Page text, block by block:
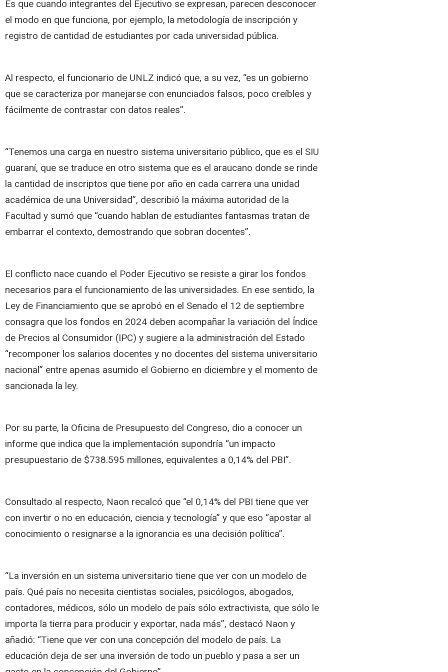
Es que cuando integrantes del Ejecutivo se expresan, parecen desconocer
el modo en que funciona, por ejemplo, la metodología de inscripción y
registro de cantidad de estudiantes por cada universidad pública.
Al respecto, el funcionario de UNLZ indicó que, a su vez, “es un gobierno
que se caracteriza por manejarse con enunciados falsos, poco creíbles y
fácilmente de contrastar con datos reales”.
“Tenemos una carga en nuestro sistema universitario público, que es el SIU
guaraní, que se traduce en otro sistema que es el araucano donde se rinde
la cantidad de inscriptos que tiene por año en cada carrera una unidad
académica de una Universidad”, describió la máxima autoridad de la
Facultad y sumó que “cuando hablan de estudiantes fantasmas tratan de
embarrar el contexto, demostrando que sobran docentes”.
El conflicto nace cuando el Poder Ejecutivo se resiste a girar los fondos
necesarios para el funcionamiento de las universidades. En ese sentido, la
Ley de Financiamiento que se aprobó en el Senado el 12 de septiembre
consagra que los fondos en 2024 deben acompañar la variación del Índice
de Precios al Consumidor (IPC) y sugiere a la administración del Estado
“recomponer los salarios docentes y no docentes del sistema universitario
nacional” entre apenas asumido el Gobierno en diciembre y el momento de
sancionada la ley.
Por su parte, la Oficina de Presupuesto del Congreso, dio a conocer un
informe que indica que la implementación supondría “un impacto
presupuestario de $738.595 millones, equivalentes a 0,14% del PBI”.
Consultado al respecto, Naon recalcó que “el 0,14% del PBI tiene que ver
con invertir o no en educación, ciencia y tecnología” y que eso “apostar al
conocimiento o resignarse a la ignorancia es una decisión política”.
“La inversión en un sistema universitario tiene que ver con un modelo de
país. Qué país no necesita cientistas sociales, psicólogos, abogados,
contadores, médicos, sólo un modelo de país sólo extractivista, que sólo le
importa la tierra para producir y exportar, nada más”, destacó Naon y
añadió: “Tiene que ver con una concepción del modelo de país. La
educación deja de ser una inversión de todo un pueblo y pasa a ser un